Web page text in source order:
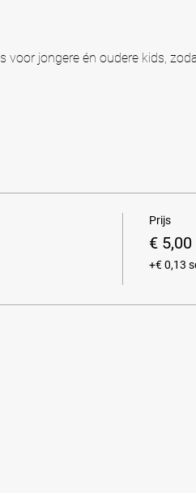
voor jongere én oudere kids,
Prijs
€ 5,00
+€ 0,13